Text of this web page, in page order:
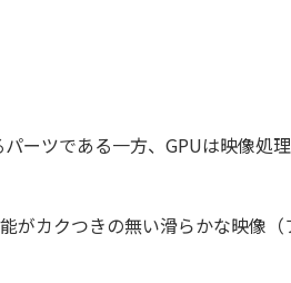
ーツである一方、GPUは映像処
カクつきの無い滑らかな映像（